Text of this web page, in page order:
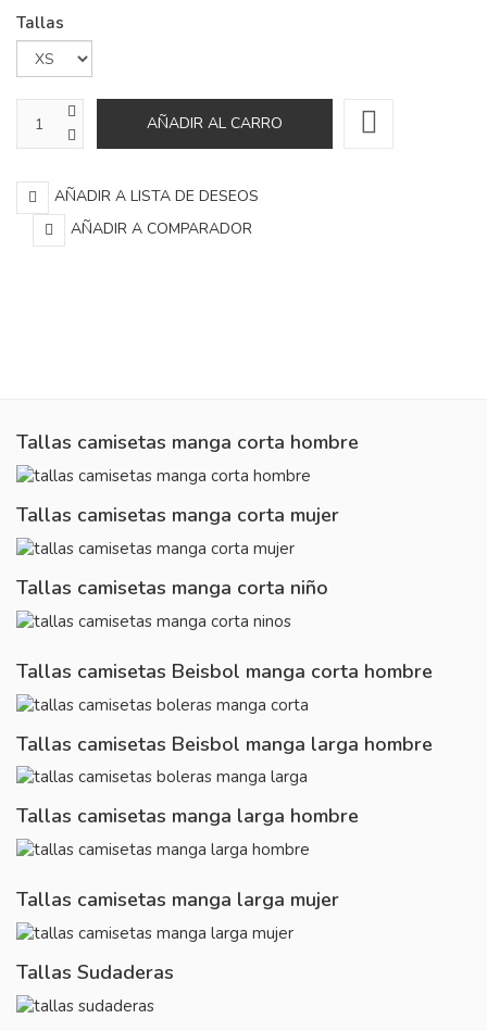
Tallas
AÑADIR A LISTA DE DESEOS
AÑADIR A COMPARADOR
Tallas camisetas manga corta hombre
Tallas camisetas manga corta mujer
Tallas camisetas manga corta niño
Tallas camisetas Beisbol manga corta hombre
Tallas camisetas Beisbol manga larga hombre
Tallas camisetas manga larga hombre
Tallas camisetas manga larga mujer
Tallas Sudaderas